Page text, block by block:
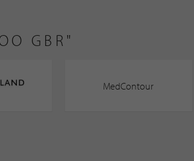
GBR"
MedContour